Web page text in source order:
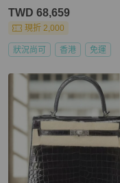
TWD 68,659
現折 2,000
狀況尚可 香港 免運